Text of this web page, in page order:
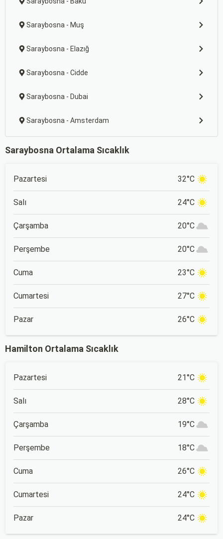
Saraybosna - Muş
Saraybosna - Elazığ
Saraybosna - Cidde
Saraybosna - Dubai
Saraybosna - Amsterdam
Saraybosna Ortalama Sıcaklık
Pazartesi 32°C
Salı 24°C
Çarşamba 20°C
Perşembe 20°C
Cuma 23°C
Cumartesi 27°C
Pazar 26°C
Hamilton Ortalama Sıcaklık
Pazartesi 21°C
Salı 28°C
Çarşamba 19°C
Perşembe 18°C
Cuma 26°C
Cumartesi 24°C
Pazar 24°C